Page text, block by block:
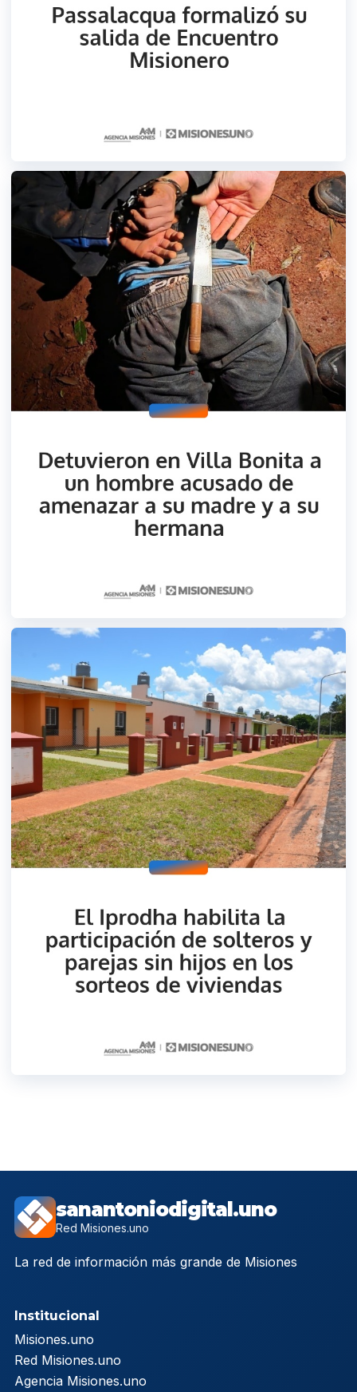
sanantoniodigital.uno
Red Misiones.uno
La red de información más grande de Misiones
Institucional
Misiones.uno
Red Misiones.uno
Agencia Misiones.uno